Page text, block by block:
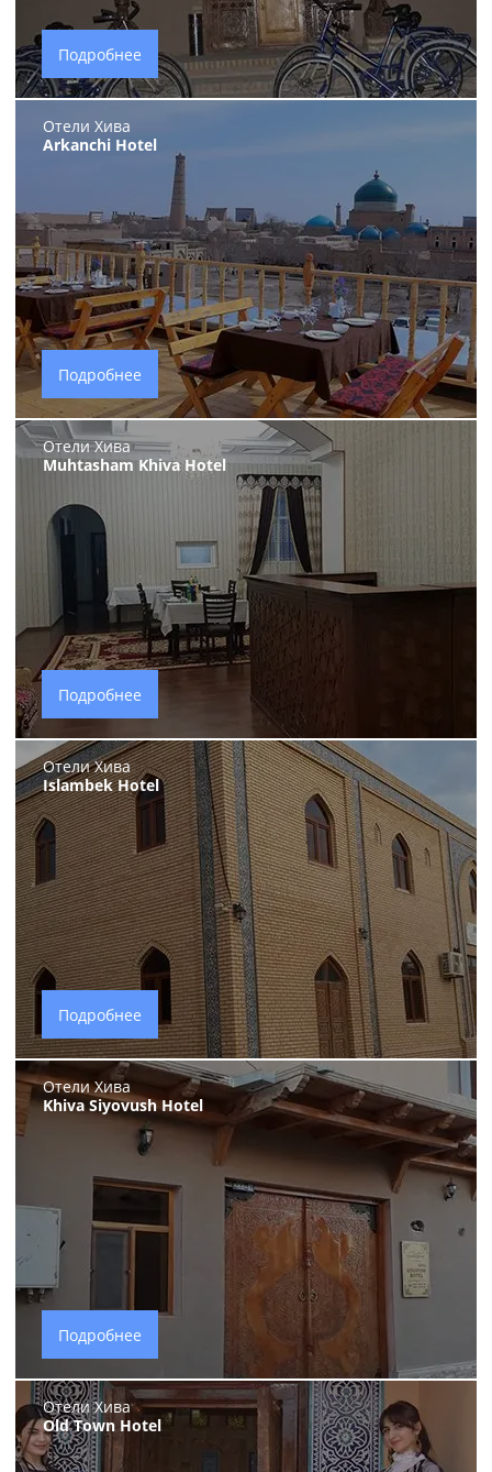
Подробнее
Отели Хива
Arkanchi Hotel
Подробнее
Отели Хива
Muhtasham Khiva Hotel
Подробнее
Отели Хива
Islambek Hotel
Подробнее
Отели Хива
Khiva Siyovush Hotel
Подробнее
Отели Хива
Old Town Hotel